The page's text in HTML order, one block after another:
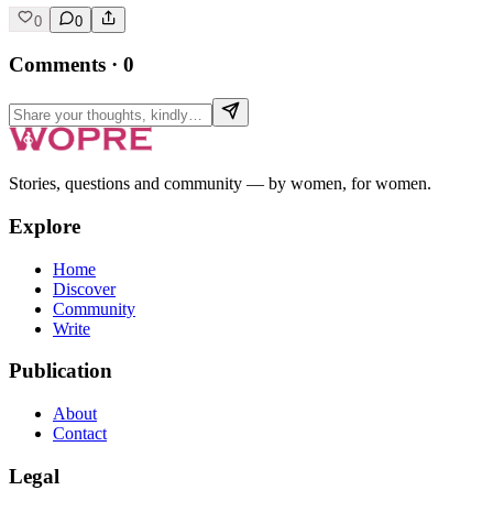
0 0
Comments · 0
Stories, questions and community — by women, for women.
Explore
Home
Discover
Community
Write
Publication
About
Contact
Legal